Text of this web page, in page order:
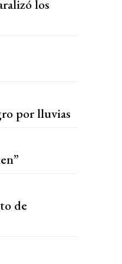
los
por lluvias
de